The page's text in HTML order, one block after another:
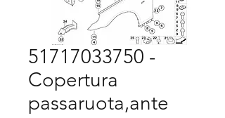
51717033750 -
Copertura
passaruota,ante